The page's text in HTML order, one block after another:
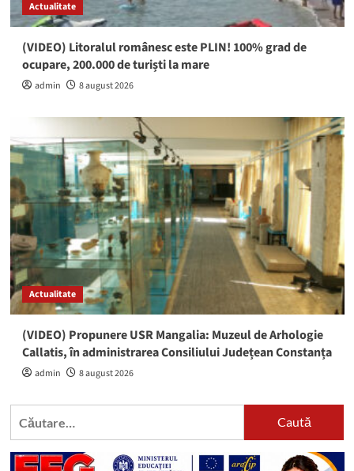
Actualitate
(VIDEO) Litoralul românesc este PLIN! 100% grad de
ocupare, 200.000 de turiști la mare
admin 8 august 2026
Actualitate
(VIDEO) Propunere USR Mangalia: Muzeul de Arhologie
Callatis, în administrarea Consiliului Județean Constanța
admin 8 august 2026